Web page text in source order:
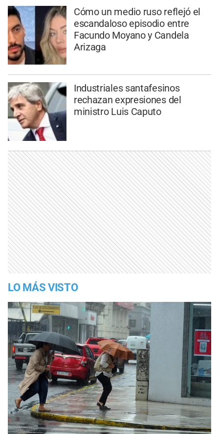
Cómo un medio ruso reflejó el
escandaloso episodio entre
Facundo Moyano y Candela
Arizaga
Industriales santafesinos
rechazan expresiones del
ministro Luis Caputo
LO MÁS VISTO